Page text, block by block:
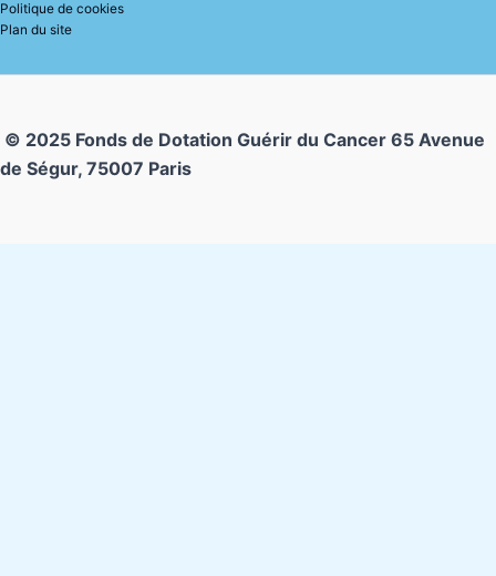
Politique de cookies
Plan du site
© 2025 Fonds de Dotation Guérir du Cancer 65 Avenue
de Ségur, 75007 Paris